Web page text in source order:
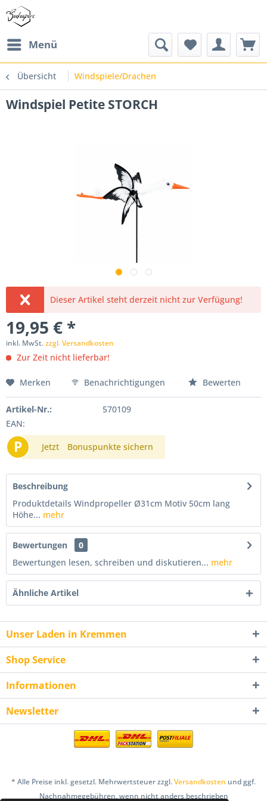
Menü
Übersicht Windspiele/Drachen
Windspiel Petite STORCH
Dieser Artikel steht derzeit nicht zur Verfügung!
19,95 € *
inkl. MwSt.zzgl. Versandkosten
Zur Zeit nicht lieferbar!
Merken Benachrichtigungen Bewerten
Artikel-Nr.:
570109
EAN:
P Jetzt Bonuspunkte sichern
Beschreibung
Produktdetails Windpropeller Ø31cm Motiv 50cm lang
Höhe... mehr
Bewertungen
0
Bewertungen lesen, schreiben und diskutieren... mehr
Ähnliche Artikel
Unser Laden in Kremmen
Shop Service
Informationen
Newsletter
* Alle Preise inkl. gesetzl. Mehrwertsteuer zzgl.Versandkosten und ggf.
Nachnahmegebühren, wenn nicht anders beschrieben